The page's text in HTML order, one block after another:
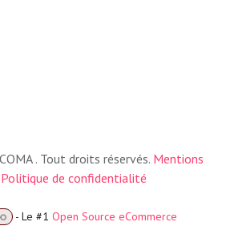
. Tout droits réservés. Mentions
Politique de confidentialité
- Le #1Open Source eCommerce